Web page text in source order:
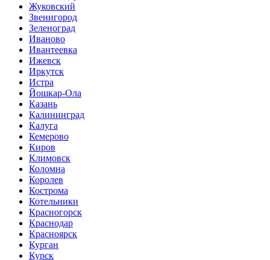
Жуковский
Звенигород
Зеленоград
Иваново
Ивантеевка
Ижевск
Иркутск
Истра
Йошкар-Ола
Казань
Калининград
Калуга
Кемерово
Киров
Климовск
Коломна
Королев
Кострома
Котельники
Красногорск
Краснодар
Красноярск
Курган
Курск